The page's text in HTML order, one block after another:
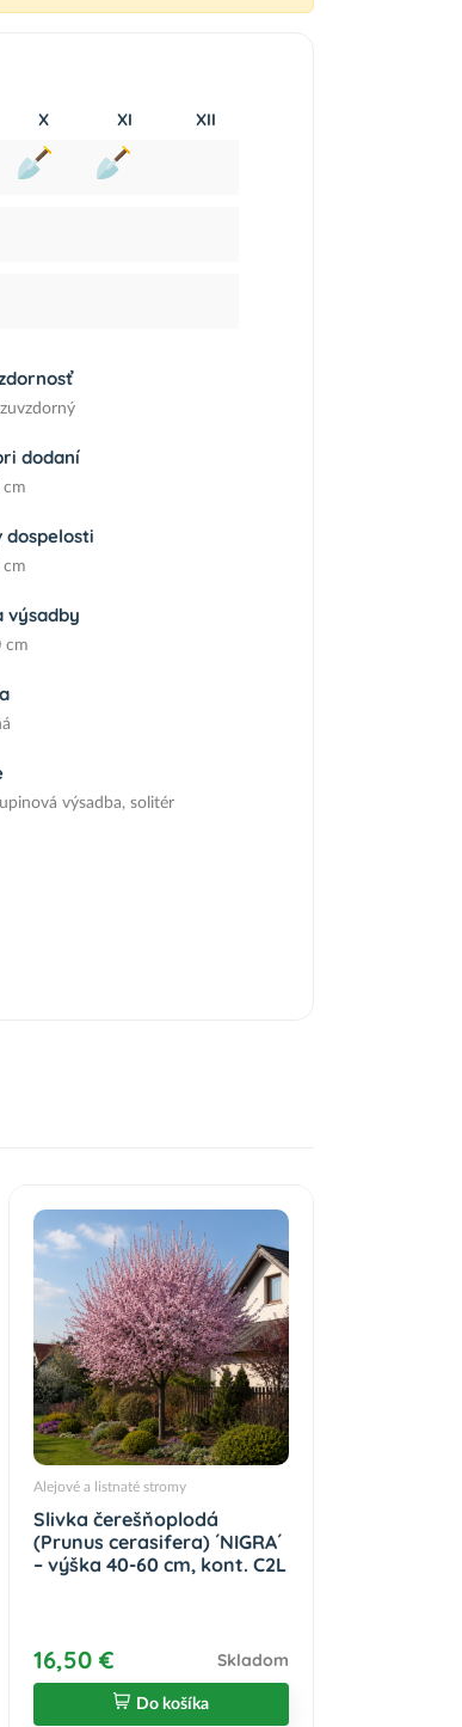
X XI XII
dodaní
cm
dospelosti
výsadby
cm
výsadba, solitér
Alejové a listnaté stromy
Slivka čerešňoplodá
(Prunus cerasifera) ´NIGRA´
– výška 40-60 cm, kont. C2L
16,50 € Skladom
Do košíka